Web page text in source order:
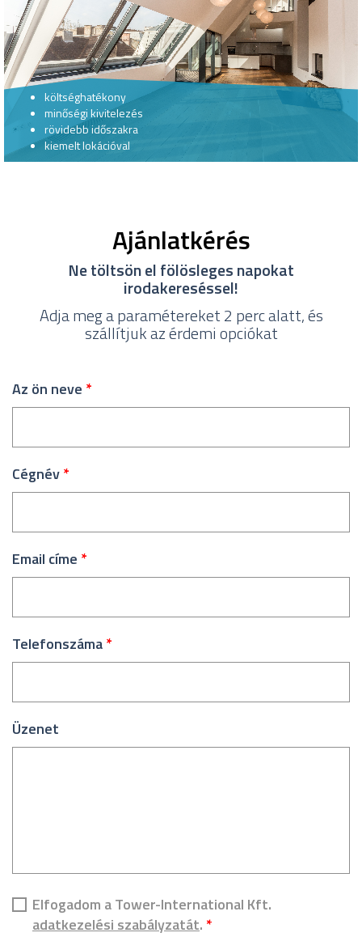
költséghatékony
minőségi kivitelezés
rövidebb időszakra
kiemelt lokációval
Ajánlatkérés
Ne töltsön el fölösleges napokat
irodakereséssel!
Adja meg a paramétereket 2 perc alatt, és
szállítjuk az érdemi opciókat
Az ön neve *
Cégnév*
Email címe *
Telefonszáma*
Üzenet
Elfogadom a Tower-International Kft.
adatkezelési szabályzatát. *